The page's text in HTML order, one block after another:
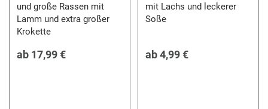
und große Rassen mit
Lamm und extra großer
Krokette
ab 17,99 €
mit Lachs und leckerer
Soße
ab4,99 €